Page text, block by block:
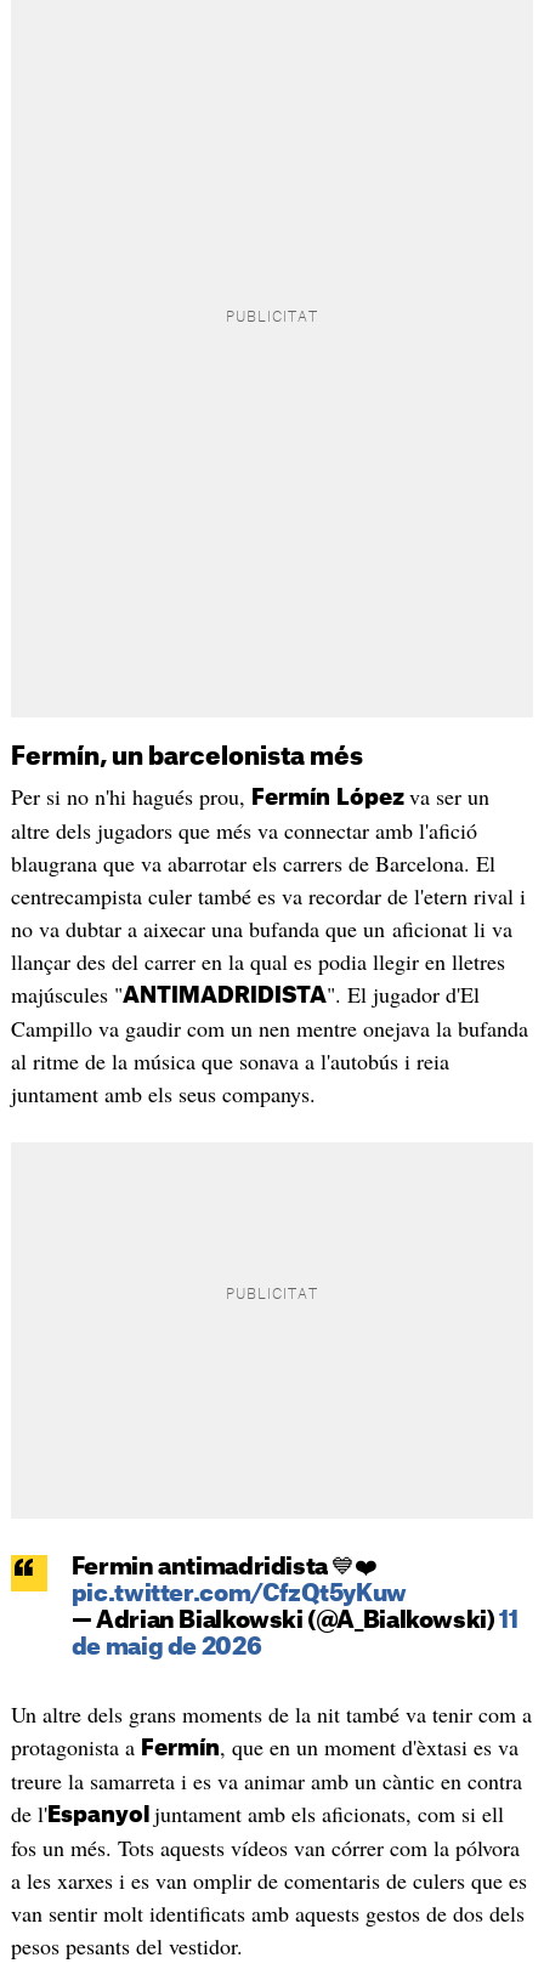
Fermín, un barcelonista més
Per si no n'hi hagués prou, Fermín López va ser un
altre dels jugadors que més va connectar amb l'afició
blaugrana que va abarrotar els carrers de Barcelona. El
centrecampista culer també es va recordar de l'etern rival i
no va dubtar a aixecar una bufanda que un aficionat li va
llançar des del carrer en la qual es podia llegir en lletres
majúscules "ANTIMADRIDISTA". El jugador d'El
Campillo va gaudir com un nen mentre onejava la bufanda
al ritme de la música que sonava a l'autobús i reia
juntament amb els seus companys.
Fermin antimadridista 💙❤️
pic.twitter.com/CfzQt5yKuw
— Adrian Bialkowski (@A_Bialkowski)11
de maig de 2026
Un altre dels grans moments de la nit també va tenir com a
protagonista a Fermín, que en un moment d'èxtasi es va
treure la samarreta i es va animar amb un càntic en contra
de l'Espanyol juntament amb els aficionats, com si ell
fos un més. Tots aquests vídeos van córrer com la pólvora
a les xarxes i es van omplir de comentaris de culers que es
van sentir molt identificats amb aquests gestos de dos dels
pesos pesants del vestidor.